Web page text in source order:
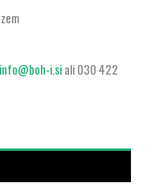
info@boh-i.siali 030 422